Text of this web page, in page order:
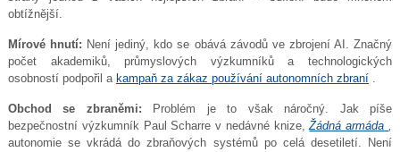
obtížnější.
Mírové hnutí: Není jediný, kdo se obává závodů ve zbrojení AI. Značný
počet akademiků, průmyslových výzkumníků a technologických
osobností podpořil a kampaň za zákaz používání autonomních zbraní.
Obchod se zbraněmi: Problém je to však náročný. Jak píše
bezpečnostní výzkumník Paul Scharre v nedávné knize,Žádná armáda ,
autonomie se vkrádá do zbraňových systémů po celá desetiletí. Není